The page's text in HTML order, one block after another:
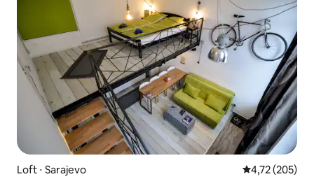
Loft ⋅ Sarajevo Évaluation
4,72 (205)